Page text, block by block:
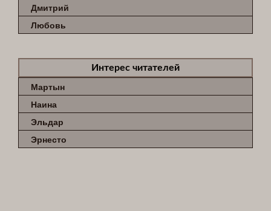
Дмитрий
Любовь
Интерес читателей
Мартын
Наина
Эльдар
Эрнесто